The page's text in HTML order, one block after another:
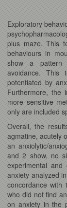
Exploratory
plus maze. This
behaviours in
show a pattern
avoidance. This
potentiated by
Furthermore, the
more sensitive
only are included
Overall, the
agmatine, acutely
an anxiolytic/
and 2 show, no
experimental
anxiety analyzed
concordance with
who did not find
on anxiety in the